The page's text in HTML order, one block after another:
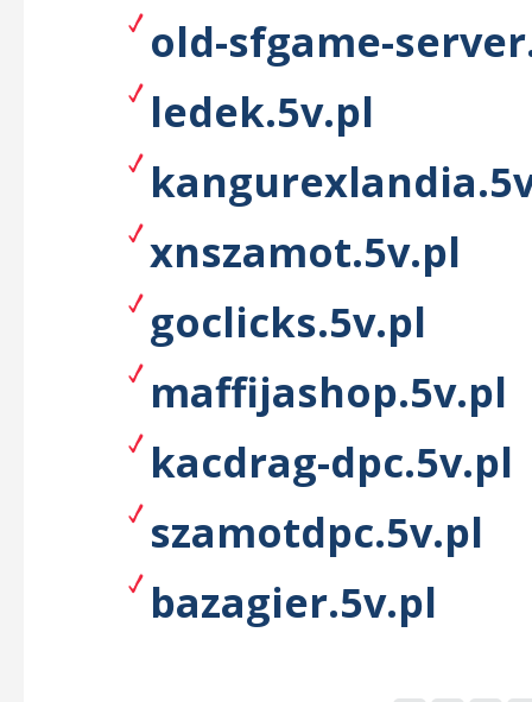
old-sfgame-
ledek.5v.pl
xnszamot.5v.pl
goclicks.5v.pl
maffijashop.5v.pl
kacdrag-dpc.5v.pl
szamotdpc.5v.pl
bazagier.5v.pl